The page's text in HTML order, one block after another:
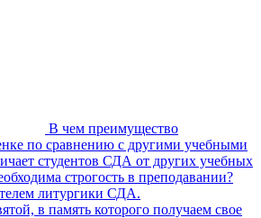
В чем преимущество
по сравнению с другими учебными
студентов СДА от других учебных
строгость в преподавании?
литургики СДА.
в память которого получаем свое